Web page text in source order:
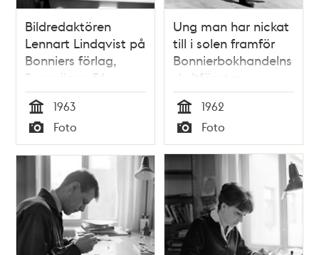
Bildredaktören
Lennart Lindqvist på
Bonniers förlag,
Sveavägen 56
Tid
1963
Typ
Foto
Ung man har nickat
till i solen framför
Bonnierbokhandelns
skyltfönster.
Sveavägen 56
Tid
1962
Typ
Foto